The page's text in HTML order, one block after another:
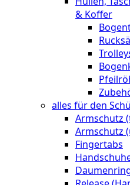
& Koffer
alles für den
Armschutz
Armschutz
Fingertabs